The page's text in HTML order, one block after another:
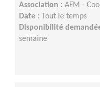
Association : AFM -
Date :
Tout le temps
Disponibilité
semaine